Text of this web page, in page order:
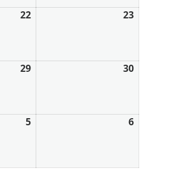
22 23
29 30
5 6